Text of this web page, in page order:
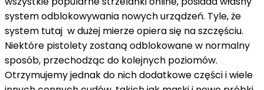
system odblokowywania nowych urządzeń. Tyle, że
system tutaj w dużej mierze opiera się na szczęściu.
Niektóre pistolety zostaną odblokowane w normalny
sposób, przechodząc do kolejnych poziomów.
Otrzymujemy jednak do nich dodatkowe części i wiele